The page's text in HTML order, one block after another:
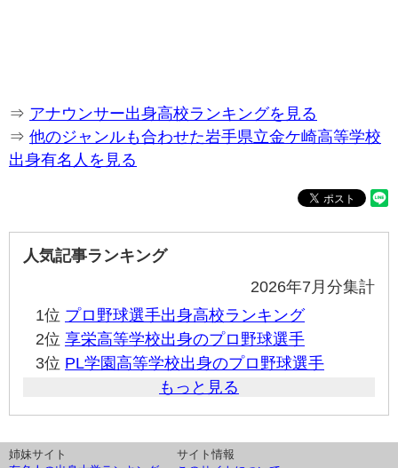
⇒ アナウンサー出身高校ランキングを見る
⇒ 他のジャンルも合わせた岩手県立金ケ崎高等学校
出身有名人を見る
人気記事ランキング
2026年7月分集計
1位 プロ野球選手出身高校ランキング
2位 享栄高等学校出身のプロ野球選手
3位 PL学園高等学校出身のプロ野球選手
もっと見る
姉妹サイト
サイト情報